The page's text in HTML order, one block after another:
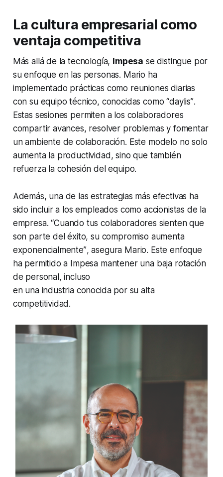
La cultura empresarial como
ventaja competitiva
Más allá de la tecnología, Impesa se distingue por
su enfoque en las personas. Mario ha
implementado prácticas como reuniones diarias
con su equipo técnico, conocidas como“daylis”.
Estas sesiones permiten a los colaboradores
compartir avances, resolver problemas y fomentar
un ambiente de colaboración. Este modelo no solo
aumenta la productividad, sino que también
refuerza la cohesión del equipo.
Además, una de las estrategias más efectivas ha
sido incluir a los empleados como accionistas de la
empresa.“Cuando tus colaboradores sienten que
son parte del éxito, su compromiso aumenta
exponencialmente”, asegura Mario. Este enfoque
ha permitido a Impesa mantener una baja rotación
de personal, incluso
en una industria conocida por su alta
competitividad.